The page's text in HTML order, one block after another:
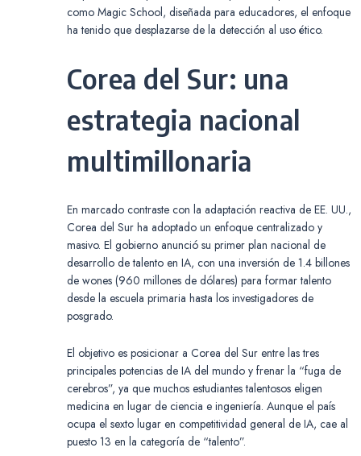
como Magic School, diseñada para educadores, el enfoque
ha tenido que desplazarse de la detección al uso ético.
Corea del Sur: una
estrategia nacional
multimillonaria
En marcado contraste con la adaptación reactiva de EE. UU.,
Corea del Sur ha adoptado un enfoque centralizado y
masivo. El gobierno anunció su primer plan nacional de
desarrollo de talento en IA, con una inversión de 1.4 billones
de wones (960 millones de dólares) para formar talento
desde la escuela primaria hasta los investigadores de
posgrado.
El objetivo es posicionar a Corea del Sur entre las tres
principales potencias de IA del mundo y frenar la “fuga de
cerebros”, ya que muchos estudiantes talentosos eligen
medicina en lugar de ciencia e ingeniería. Aunque el país
ocupa el sexto lugar en competitividad general de IA, cae al
puesto 13 en la categoría de “talento”.